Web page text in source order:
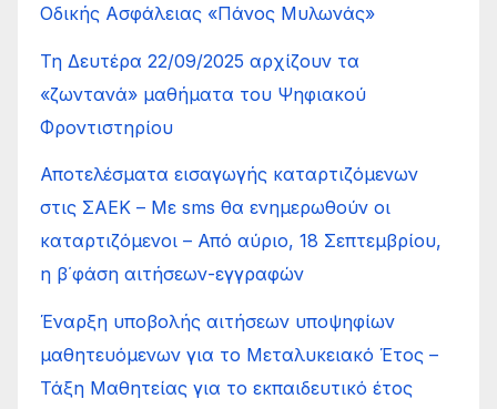
Οδικής Ασφάλειας «Πάνος Μυλωνάς»
Τη Δευτέρα 22/09/2025 αρχίζουν τα
«ζωντανά» μαθήματα του Ψηφιακού
Φροντιστηρίου
Αποτελέσματα εισαγωγής καταρτιζόμενων
στις ΣΑΕΚ – Με sms θα ενημερωθούν οι
καταρτιζόμενοι – Από αύριο, 18 Σεπτεμβρίου,
η β΄φάση αιτήσεων-εγγραφών
Έναρξη υποβολής αιτήσεων υποψηφίων
μαθητευόμενων για το Μεταλυκειακό Έτος –
Τάξη Μαθητείας για το εκπαιδευτικό έτος